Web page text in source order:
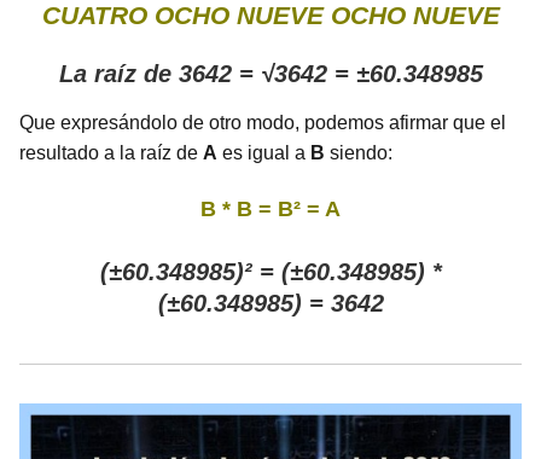
CUATRO OCHO NUEVE OCHO NUEVE
La raíz de 3642 = √3642 = ±60.348985
Que expresándolo de otro modo, podemos afirmar que el
resultado a la raíz de A es igual a B siendo:
B * B = B² = A
(±60.348985)² = (±60.348985) *
(±60.348985) = 3642